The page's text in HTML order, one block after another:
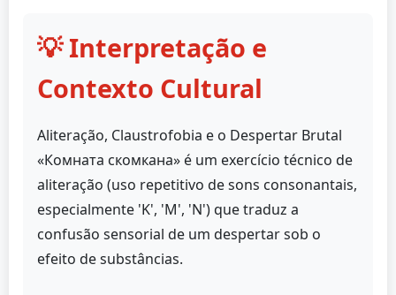
💡 Interpretação e
Contexto Cultural
Aliteração, Claustrofobia e o Despertar Brutal
«Комната скомкана» é um exercício técnico de
aliteração (uso repetitivo de sons consonantais,
especialmente 'K', 'M', 'N') que traduz a
confusão sensorial de um despertar sob o
efeito de substâncias.